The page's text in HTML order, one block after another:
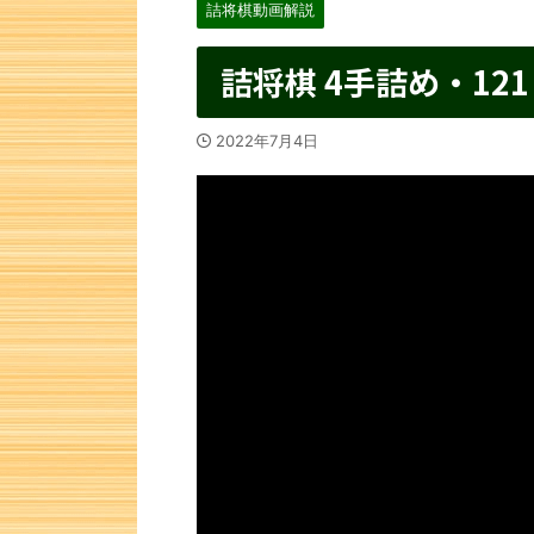
詰将棋動画解説
詰将棋 4手詰め・
2022年7月4日